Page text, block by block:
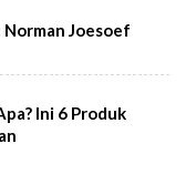
Joesoef
Ini 6 Produk